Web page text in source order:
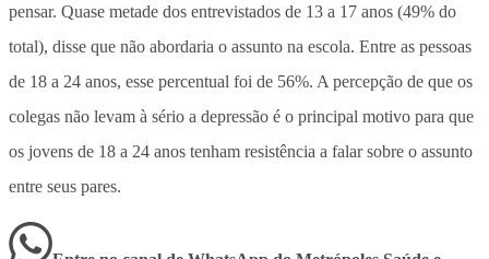
pensar. Quase metade dos entrevistados de 13 a 17 anos (49% do
total), disse que não abordaria o assunto na escola. Entre as pessoas
de 18 a 24 anos, esse percentual foi de 56%. A percepção de que os
colegas não levam à sério a depressão é o principal motivo para que
os jovens de 18 a 24 anos tenham resistência a falar sobre o assunto
entre seus pares.